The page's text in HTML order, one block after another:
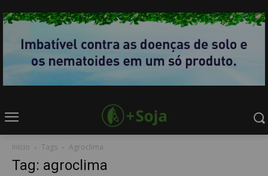
Início Tags Agroclima
Tag: agroclima